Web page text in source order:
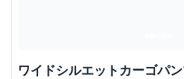
ワイドシルエットカーゴパ